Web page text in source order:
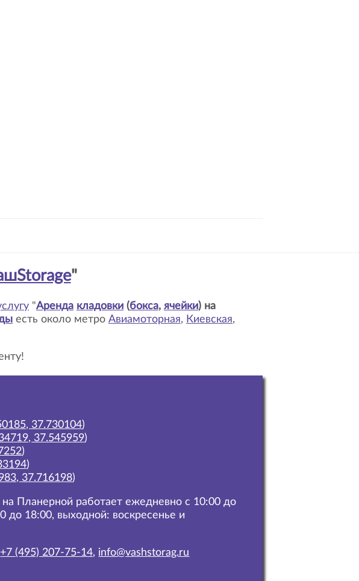
"
"Аренда кладовки (бокса, ячейки) на
есть около метро Авиамоторная, Киевская,
37.730104)
37.545959)
)
)
37.716198)
Планерной работает ежедневно с 10:00 до
до 18:00, выходной: воскресенье и
+7 (495) 207-75-14, info@vashstorag.ru